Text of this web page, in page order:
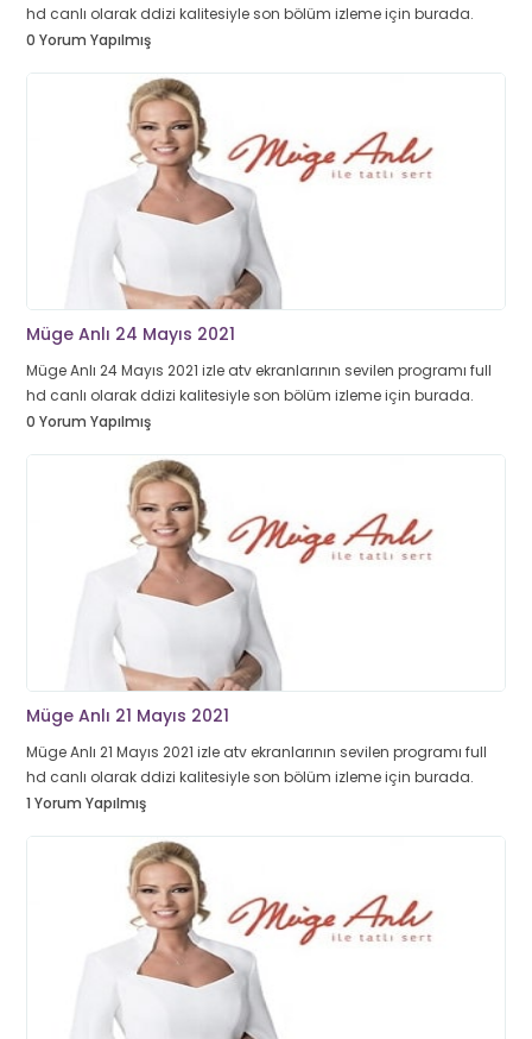
hd canlı olarak ddizi kalitesiyle son bölüm izleme için burada.
0 Yorum Yapılmış
Müge Anlı 24 Mayıs 2021
Müge Anlı 24 Mayıs 2021 izle atv ekranlarının sevilen programı full
hd canlı olarak ddizi kalitesiyle son bölüm izleme için burada.
0 Yorum Yapılmış
Müge Anlı 21 Mayıs 2021
Müge Anlı 21 Mayıs 2021 izle atv ekranlarının sevilen programı full
hd canlı olarak ddizi kalitesiyle son bölüm izleme için burada.
1 Yorum Yapılmış